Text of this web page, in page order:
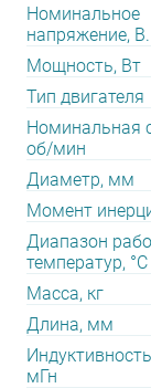
Номинальное
напряжение, В.
Мощность, Вт
Тип двигателя
Номинальная
об/мин
Диаметр, мм
Момент
Диапазон
температур, °С
Масса, кг
Длина, мм
мГн